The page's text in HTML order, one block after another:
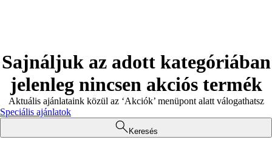
Sajnáljuk az adott kategóriában
jelenleg nincsen akciós termék
Aktuális ajánlataink közül az ‘Akciók’ menüpont alatt válogathatsz
Speciális ajánlatok
Keresés